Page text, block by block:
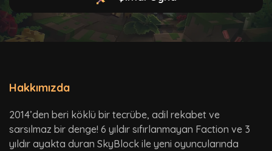
Hakkımızda
2014’den beri köklü bir tecrübe, adil rekabet ve
sarsılmaz bir denge! 6 yıldır sıfırlanmayan Faction ve 3
yıldır ayakta duran SkyBlock ile yeni oyuncularında